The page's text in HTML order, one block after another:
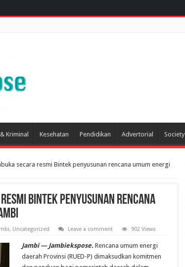
Kriminal Kesehatan Pendidikan Advertorial Society
secara resmi Bintek penyusunan rencana umum energi
Bintek penyusunan rencana
, Uncategorized Leave a comment 902 Views
Jambi — Jambiekspose. Rencana umum energi
daerah Provinsi (RUED-P) dimaksudkan komitmen